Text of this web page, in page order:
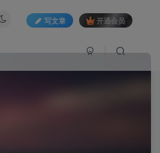
写文章 开通会员